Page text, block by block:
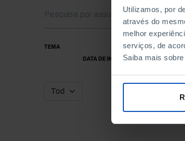
Utilizamos, por
através do
melhor
serviços, de
Saiba mais
TEMA
DATA DE INÍCIO